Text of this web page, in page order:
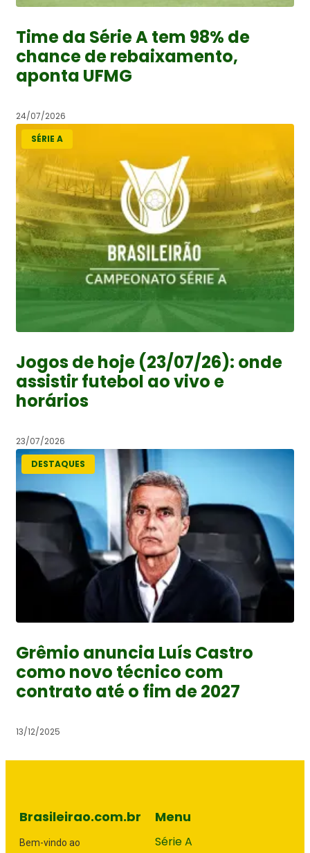
Time da Série A tem 98% de
chance de rebaixamento,
aponta UFMG
24/07/2026
SÉRIE A
Jogos de hoje (23/07/26): onde
assistir futebol ao vivo e
horários
23/07/2026
DESTAQUES
Grêmio anuncia Luís Castro
como novo técnico com
contrato até o fim de 2027
13/12/2025
Brasileirao.com.br
Bem-vindo ao
Menu
Série A